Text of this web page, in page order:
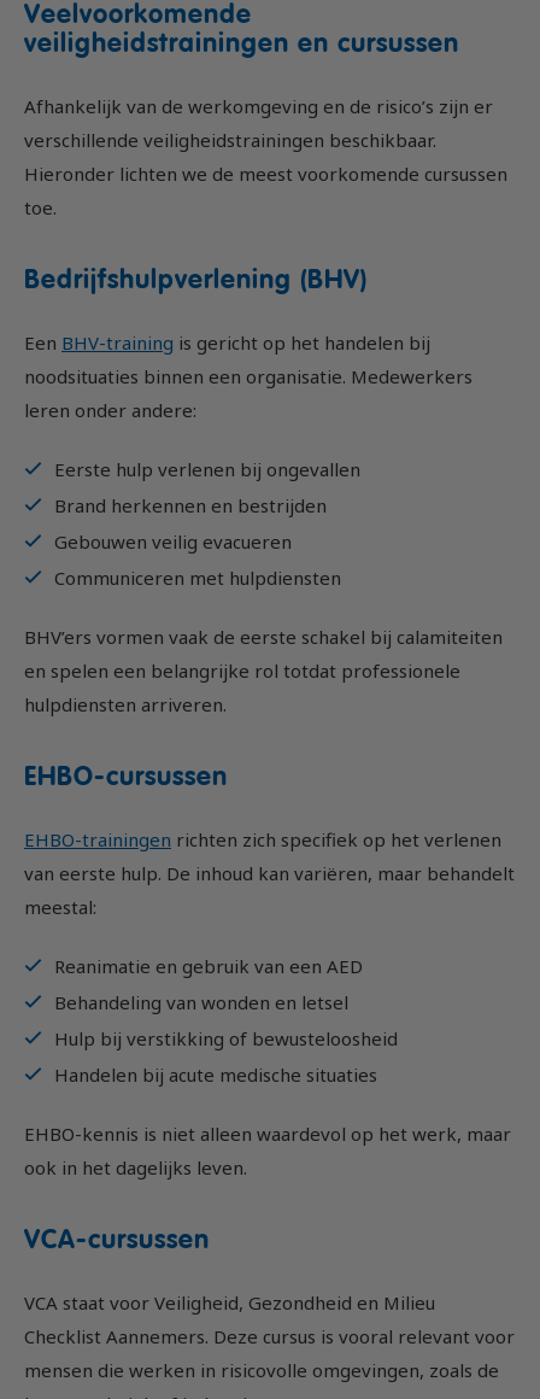
Veelvoorkomende
veiligheidstrainingen en cursussen
Afhankelijk van de werkomgeving en de risico’s zijn er
verschillende veiligheidstrainingen beschikbaar.
Hieronder lichten we de meest voorkomende cursussen
toe.
Bedrijfshulpverlening (BHV)
Een BHV-training is gericht op het handelen bij
noodsituaties binnen een organisatie. Medewerkers
leren onder andere:
Eerste hulp verlenen bij ongevallen
Brand herkennen en bestrijden
Gebouwen veilig evacueren
Communiceren met hulpdiensten
BHV’ers vormen vaak de eerste schakel bij calamiteiten
en spelen een belangrijke rol totdat professionele
hulpdiensten arriveren.
EHBO-cursussen
EHBO-trainingen richten zich specifiek op het verlenen
van eerste hulp. De inhoud kan variëren, maar behandelt
meestal:
Reanimatie en gebruik van een AED
Behandeling van wonden en letsel
Hulp bij verstikking of bewusteloosheid
Handelen bij acute medische situaties
EHBO-kennis is niet alleen waardevol op het werk, maar
ook in het dagelijks leven.
VCA-cursussen
VCA staat voor Veiligheid, Gezondheid en Milieu
Checklist Aannemers. Deze cursus is vooral relevant voor
mensen die werken in risicovolle omgevingen, zoals de